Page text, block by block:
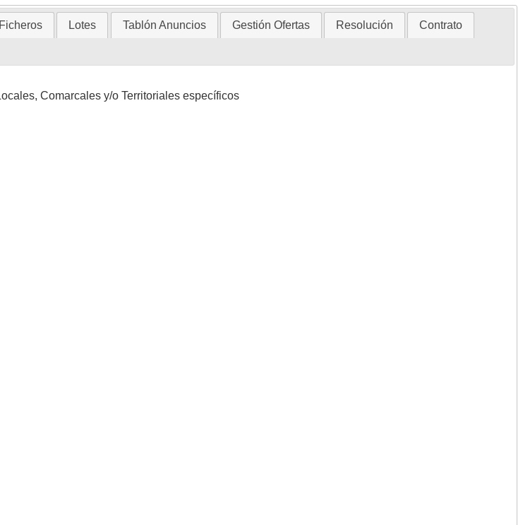
Ficheros Lotes Tablón Anuncios Gestión Ofertas Resolución Contrato
Comarcales y/o Territoriales específicos